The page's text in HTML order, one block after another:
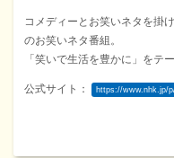
コメディーとお笑いネタを掛
のお笑いネタ番組。
「笑いで生活を豊かに」をテ
公式サイト： https://www.nhk.jp/